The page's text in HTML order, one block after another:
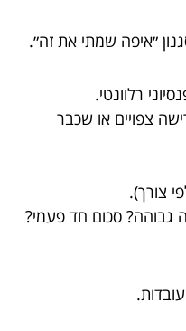
״איפה שמתי את זה״.
רלוונטי.
צפויים או שכבר
צורך).
גבוהה? סכום חד פעמי?